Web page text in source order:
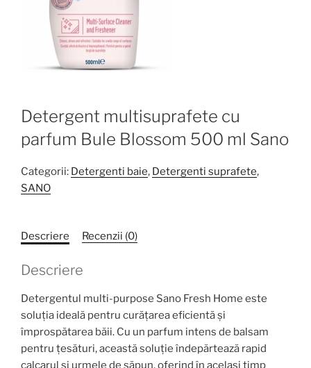
Detergent multisuprafete cu
parfum Bule Blossom 500 ml Sano
Categorii: Detergenti baie, Detergenti suprafete,
SANO
Descriere Recenzii (0)
Descriere
Detergentul multi-purpose Sano Fresh Home este
soluția ideală pentru curățarea eficientă și
împrospătarea băii. Cu un parfum intens de balsam
pentru țesături, această soluție îndepărtează rapid
calcarul și urmele de săpun, oferind în același timp